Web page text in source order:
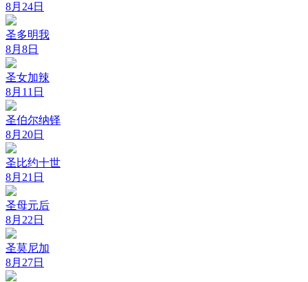
8月24日
圣多明我
8月8日
圣女加辣
8月11日
圣伯尔纳铎
8月20日
圣比约十世
8月21日
圣母元后
8月22日
圣莫尼加
8月27日